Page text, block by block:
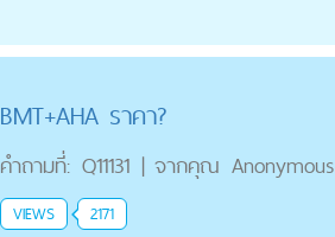
BMT+AHA ราคา?
คำถามที่: Q11131 | จากคุณ Anonymous
VIEWS 2171